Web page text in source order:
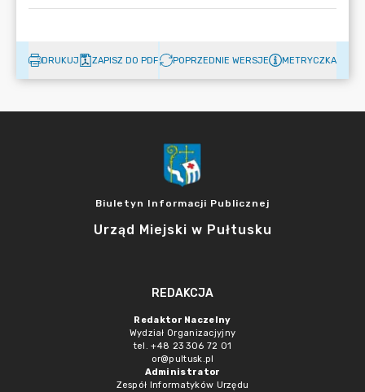
DRUKUJ ZAPISZ DO PDF POPRZEDNIE WERSJE METRYCZKA
Biuletyn Informacji Publicznej
Urząd Miejski w Pułtusku
REDAKCJA
Redaktor Naczelny
Wydział Organizacjyjny
tel. +48 23 306 72 01
or@pultusk.pl
Administrator
Zespół Informatyków Urzędu